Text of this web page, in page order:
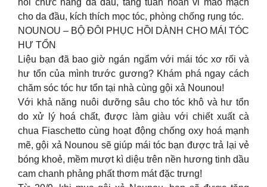
cho da đầu, kích thích mọc tóc, phòng chống rụng tóc.
NOUNOU – BỘ ĐÔI PHỤC HỒI DÀNH CHO MÁI TÓC
HƯ TỔN
Liệu bạn đã bao giờ ngán ngẩm với mái tóc xơ rối và
hư tổn của mình trước gương? Khám phá ngay cách
chăm sóc tóc hư tổn tại nhà cùng gội xả Nounou!
Với khả năng nuôi dưỡng sâu cho tóc khô và hư tổn
do xử lý hoá chất, được làm giàu với chiết xuất cà
chua Fiaschetto cùng hoạt động chống oxy hoá mạnh
mẽ, gội xả Nounou sẽ giúp mái tóc bạn được trả lại vẻ
bóng khoẻ, mềm mượt kì diệu trên nền hương tinh dầu
cam chanh phảng phất thơm mát đặc trưng!